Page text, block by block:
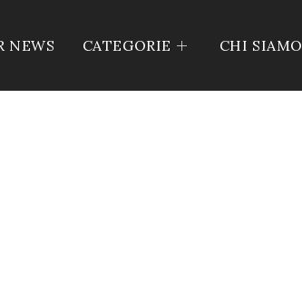
NEWS CATEGORIE CHI SIAMO